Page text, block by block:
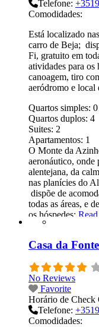
Telefone:
Comodidades:
Está localizado
carro de Beja;
Fi, gratuito em
atividades para
canoagem, tiro
aeródromo e local
Quartos simples: 0
Quartos duplos: 4
Suites: 2
Apartamentos: 1
O Monte da
aeronáutico, onde
alentejana, da
nas planícies do
dispõe de
todas as áreas, e
os hóspedes: Read
Casa da
No Reviews
Favorite
Horário de Check
Telefone:
Comodidades: